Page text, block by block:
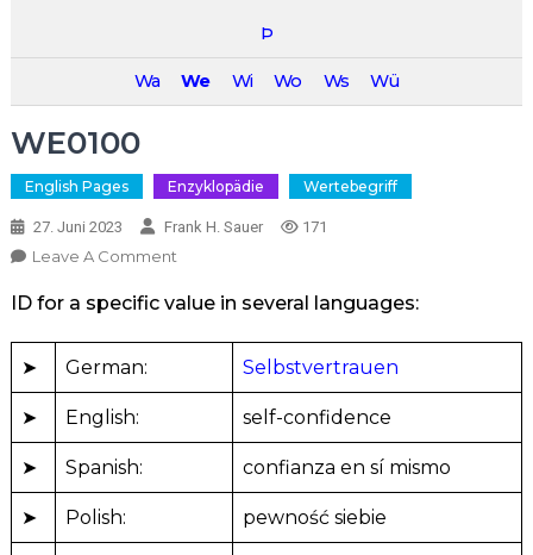
Þ
Wa We Wi Wo Ws Wü
WE0100
English Pages Enzyklopädie Wertebegriff
27. Juni 2023 Frank H. Sauer 171
Leave A CommentOn
ID for a specific value in several languages:
➤ German: Selbstvertrauen
➤ English: self-confidence
➤ Spanish: confianza en sí mismo
➤ Polish: pewność siebie